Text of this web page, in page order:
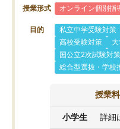
授業形式 オンライン個別指
目的 私立中学受験対策
高校受験対策
国公立2次試験対策
総合型選抜・学校
授業
小学生 詳細